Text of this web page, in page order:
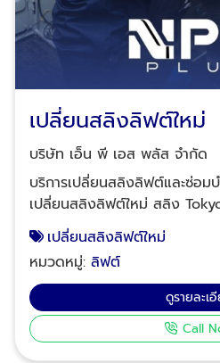
เปลี่ยนสลิงลิฟต์ใหม่
บริษัท เอ็น พี เอส พลัส จำกัด
บริการเปลี่ยนสลิงลิฟต์และซ่อม
เปลี่ยนสลิงลิฟต์ใหม่ สลิง
ประเทศญี่ปุ่น - สลิง Gustav
ลิฟต์ทุกระบบ ทุกยี่ห้อ บริการซ่อมบำรุงลิฟต์ ซ่อมลิฟต์
เสียทุกอาการ ซ่อมด่วนฉุกเฉิน 24 ชั่วโมง
อาคารสำนักงาน ซ่อมลิฟต์คอน
ลิฟต์โรงแรม ซ่อมลิฟต์โรงพยา
ซ่อมลิฟต์อาคารจอดรถ โดยช่า
เปลี่ยนสลิงลิฟต์ใหม่
หมวดหมู่:ลิฟต์
ดูรายละเ
Call